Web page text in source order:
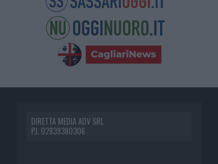
DIRETTA MEDIA ADV SRL
P.I. 02839380306